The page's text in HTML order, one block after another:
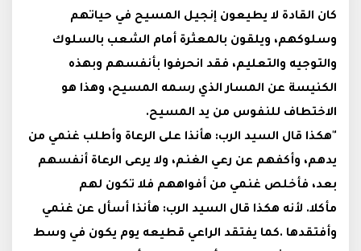
كان القادة لا يطيعون إنجيل المسيح في حياتهم
وسلوكهم، ويلقون بالمعثرة أمام الشعب بالسلوك
والتوجيه والتعليم، فقد انحرفوا بأنفسهم وبهذه
الكنيسة عن المسار الذي رسمه المسيح، وهذا هو
الاختطاف للنفوس من يد المسيح.
"هكذا قال السيد الرب: هأنذا على الرعاة وأطلب غنمي من
يدهم، وأكفهم عن رعي الغنم، ولا يرعى الرعاة أنفسهم
بعد، فأخلص غنمي من أفواههم فلا تكون لهم
مأكلا. لأنه هكذا قال السيد الرب: هأنذا أسأل عن غنمي
وأفتقدها .كما يفتقد الراعي قطيعه يوم يكون في وسط